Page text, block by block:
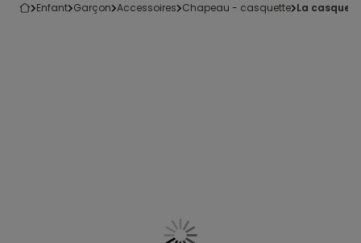
enfant garçon accessoires chapeau - casquette la